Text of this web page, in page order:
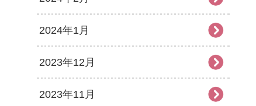
2024年1月
2023年12月
2023年11月